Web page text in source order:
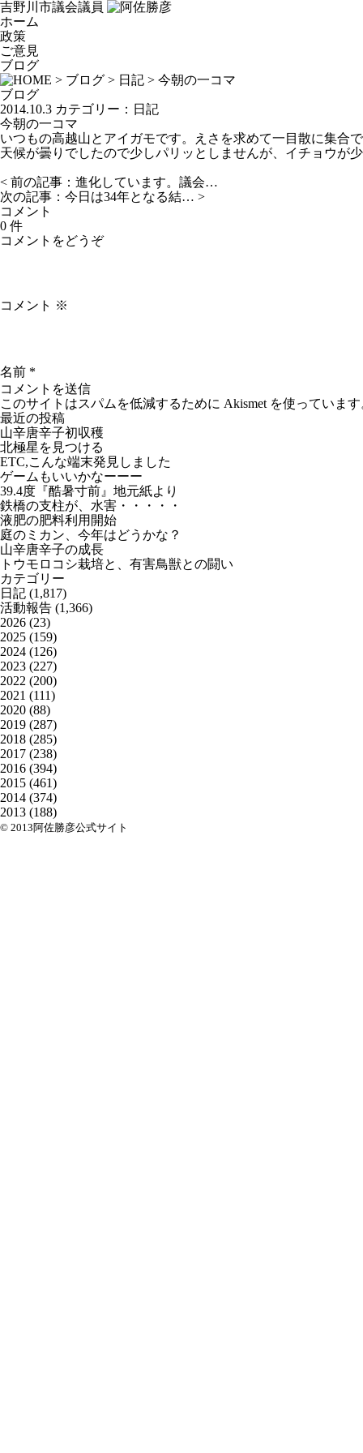
吉野川市議会議員
ホーム
政策
ご意見
ブログ
> ブログ > 日記 > 今朝の一コマ
ブログ
2014.10.3 カテゴリー： 日記
今朝の一コマ
いつもの高越山とアイガモです。えさを求めて一目散に集合
天候が曇りでしたので少しパリッとしませんが、イチョウが
< 前の記事： 進化しています。議会…
次の記事： 今日は34年となる結… >
コメント
0 件
コメントをどうぞ
コメント ※
名前 *
このサイトはスパムを低減するために Akismet を使っていま
最近の投稿
山辛唐辛子初収穫
北極星を見つける
ETC,こんな端末発見しました
ゲームもいいかなーーー
39.4度『酷暑寸前』地元紙より
鉄橋の支柱が、水害・・・・・
液肥の肥料利用開始
庭のミカン、今年はどうかな？
山辛唐辛子の成長
トウモロコシ栽培と、有害鳥獣との闘い
カテゴリー
日記 (1,817)
活動報告 (1,366)
2026 (23)
2025 (159)
2024 (126)
2023 (227)
2022 (200)
2021 (111)
2020 (88)
2019 (287)
2018 (285)
2017 (238)
2016 (394)
2015 (461)
2014 (374)
2013 (188)
© 2013阿佐勝彦公式サイト